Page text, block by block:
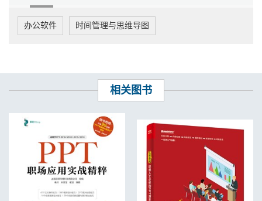
11. 曲线图式 / 48
12. 元素点缀式 / 49
13. 字+ 小标识 / 49
16. 纯文字式 / 52
2.2 清晰目录页 / 55
2. 半屏图片填充式 / 56
3. 交错式 / 57
4. 蒙版式 / 57
5. 阶梯倾斜式 / 58
6. 文字背景式 / 59
办公软件 时间管理与思维导图
相关图书